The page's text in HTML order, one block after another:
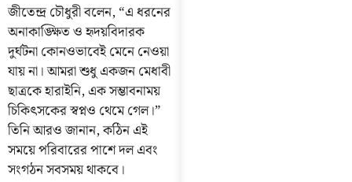
জীতেন্দ্র চৌধুরী বলেন, “এ ধরনের
অনাকাঙ্ক্ষিত ও হৃদয়বিদারক
দুর্ঘটনা কোনওভাবেই মেনে নেওয়া
যায় না। আমরা শুধু একজন মেধাবী
ছাত্রকে হারাইনি, এক সম্ভাবনাময়
চিকিৎসকের স্বপ্নও থেমে গেল।”
তিনি আরও জানান, কঠিন এই
সময়ে পরিবারের পাশে দল এবং
সংগঠন সবসময় থাকবে।